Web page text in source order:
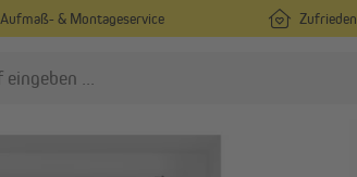
Aufmaß- & Montageservice